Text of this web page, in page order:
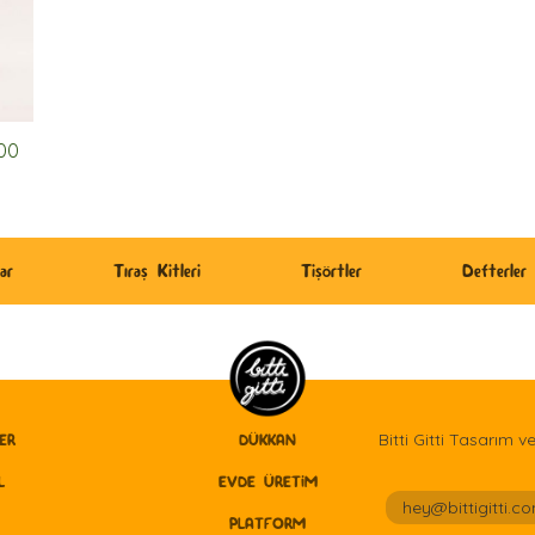
Tıraş Kitleri Tişörtler Defterler
DÜKKAN
EVDE ÜRETİM
PLATFORM
Bitti Gitti Tasarım